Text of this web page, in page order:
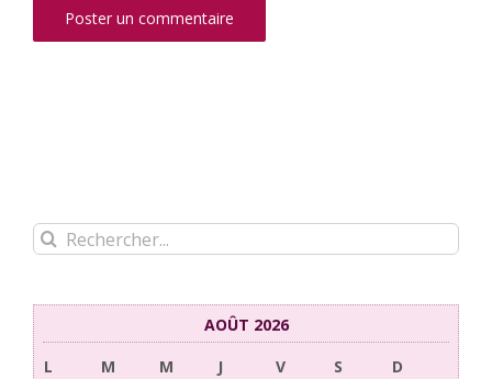
Rechercher:
AOÛT 2026
L
M M J V S
D